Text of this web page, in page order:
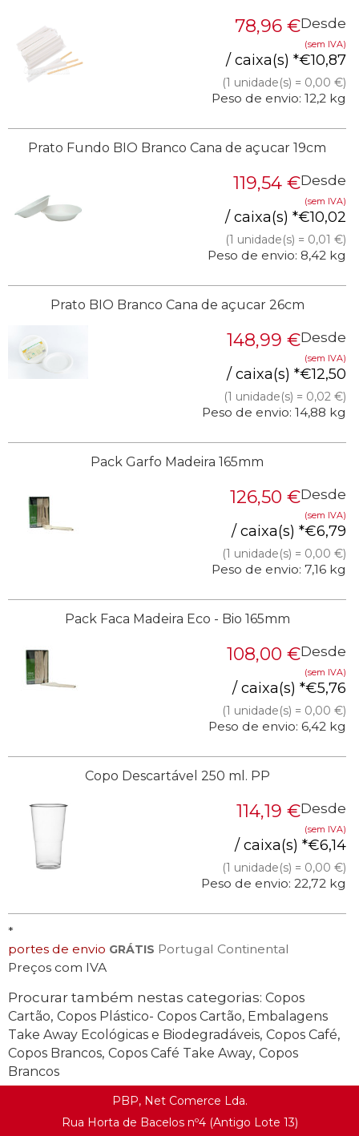
Desde
78,96 €
(sem IVA)
10,87
€
/ caixa(s) *
(1 unidade(s) = 0,00 €)
Peso de envio: 12,2 kg
Prato Fundo BIO Branco Cana de açucar 19cm
Desde
119,54 €
(sem IVA)
10,02
€
/ caixa(s) *
(1 unidade(s) = 0,01 €)
Peso de envio: 8,42 kg
Prato BIO Branco Cana de açucar 26cm
Desde
148,99 €
(sem IVA)
12,50
€
/ caixa(s) *
(1 unidade(s) = 0,02 €)
Peso de envio: 14,88 kg
Pack Garfo Madeira 165mm
Desde
126,50 €
(sem IVA)
6,79
€
/ caixa(s) *
(1 unidade(s) = 0,00 €)
Peso de envio: 7,16 kg
Pack Faca Madeira Eco - Bio 165mm
Desde
108,00 €
(sem IVA)
5,76
€
/ caixa(s) *
(1 unidade(s) = 0,00 €)
Peso de envio: 6,42 kg
Copo Descartável 250 ml. PP
Desde
114,19 €
(sem IVA)
6,14
€
/ caixa(s) *
(1 unidade(s) = 0,00 €)
Peso de envio: 22,72 kg
*
portes de envio GRÁTIS Portugal Continental
Preços com IVA
Procurar também nestas categorias: Copos
Cartão, Copos Plástico- Copos Cartão, Embalagens
Take Away Ecológicas e Biodegradáveis, Copos Café,
Copos Brancos, Copos Café Take Away, Copos
Brancos
PBP, Net Comerce Lda.
Rua Horta de Bacelos nº4 (Antigo Lote 13)